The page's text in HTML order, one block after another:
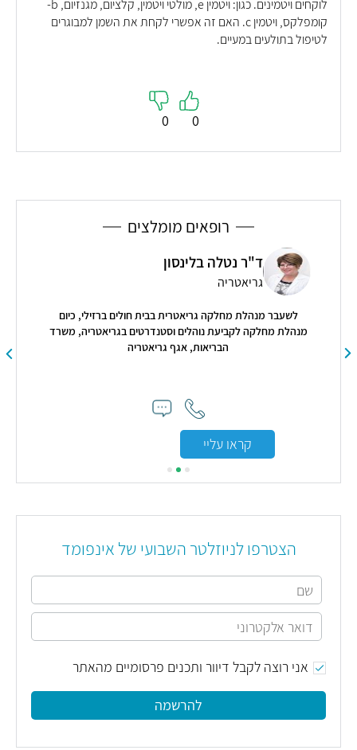
לוקחים ויטמינים. כגון: ויטמין e, מולטי ויטמין, קלציום, מגנזיום, b-
קומפלקס, ויטמין c. האם זה אפשרי לקחת את השמן למבוגרים
לטיפול בתולעים במעיים.
0
0
רופאים מומלצים
ד"ר נטלה בלינסון
גריאטריה
לשעבר מנהלת מחלקה גריאטרית בבית חולים ברזילי, כיום
מנהלת מחלקה לקביעת נוהלים וסטנדרטים בגריאטריה, משרד
הבריאות, אגף גריאטריה
קראו עליי
הצטרפו לניוזלטר השבועי של אינפומד
אני רוצה לקבל דיוור ותכנים פרסומיים מהאתר
להרשמה